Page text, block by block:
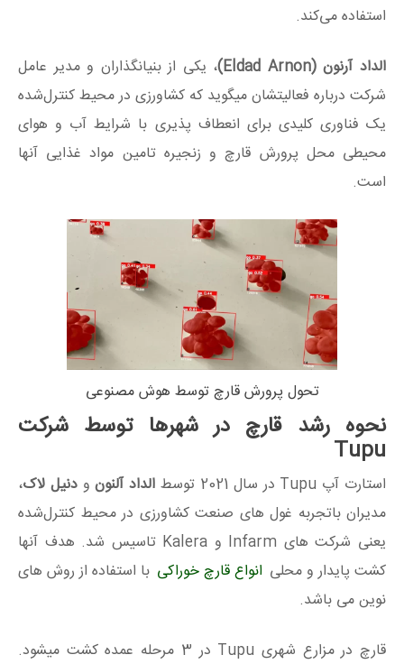
استفاده می‌کند.
الداد آرنون (Eldad Arnon)
، یکی از بنیانگذاران و مدیر عامل
شرکت درباره فعالیتشان میگوید که کشاورزی در محیط کنترل‌شده
یک فناوری کلیدی برای انعطاف پذیری با شرایط آب و هوای
محیطی محل پرورش قارچ و زنجیره تامین مواد غذایی آنها
است.
تحول پرورش قارچ توسط هوش مصنوعی
نحوه رشد قارچ در شهرها توسط شرکت
Tupu
استارت آپ Tupu در سال 2021 توسط الداد آلنونودنیل لاک،
مدیران باتجربه غول های صنعت کشاورزی در محیط کنترل‌شده
یعنی شرکت های Infarm و Kalera تاسیس شد. هدف آنها
کشت پایدار و محلی انواع قارچ خوراکی با استفاده از روش های
نوین می باشد.
قارچ در مزارع شهری Tupu در 3 مرحله عمده کشت میشود.